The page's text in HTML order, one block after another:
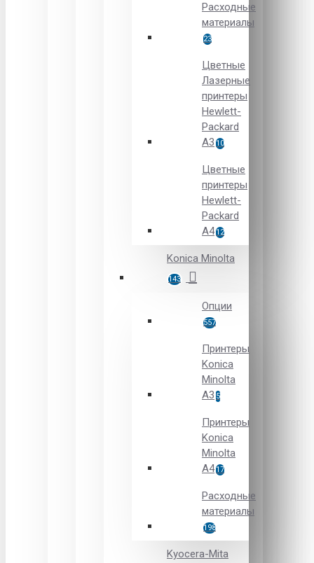
Расходные
материалы
23
Цветные
Лазерные
принтеры
Hewlett-
Packard
A3 10
Цветные
принтеры
Hewlett-
Packard
А412
Konica Minolta
143
Опции
557
Принтеры
Konica
Minolta
A3 5
Принтеры
Konica
Minolta
A417
Расходные
материалы
198
Kyocera-Mita